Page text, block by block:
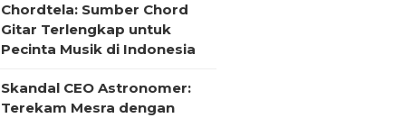
Chordtela: Sumber Chord
Gitar Terlengkap untuk
Pecinta Musik di Indonesia
Skandal CEO Astronomer:
Terekam Mesra dengan